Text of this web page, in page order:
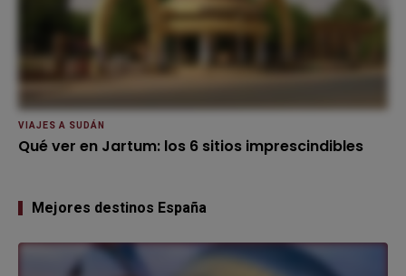
VIAJES A SUDÁN
Qué ver en Jartum: los 6 sitios imprescindibles
Mejores destinos España